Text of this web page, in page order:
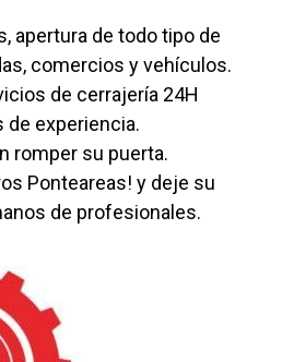
apertura de todo tipo de
comercios y vehículos.
de cerrajería 24H
de experiencia.
romper su puerta.
Ponteareas! y deje su
de profesionales.